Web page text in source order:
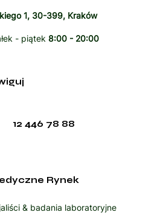
1, 30-399, Kraków
- piątek 8:00 - 20:00
12 446 78 88
Rynek
& badania laboratoryjne